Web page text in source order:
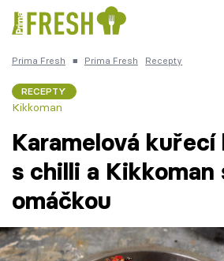
Česká kuchyně
Témata
Recepty
Prima Fresh ■ Prima Fresh Recepty
RECEPTY
Kikkoman
Karamelová
s chilli a Kikkoman
omáčkou